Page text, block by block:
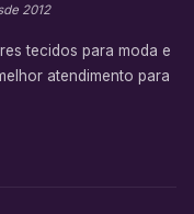
2012
tecidos para moda e
atendimento para